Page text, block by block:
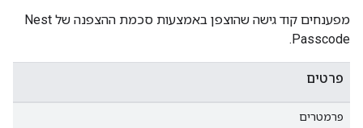
מפענחים קוד גישה שהוצפן באמצעות סכמת ההצפנה של Nest
Passcode.
פרטים
פרמטרים